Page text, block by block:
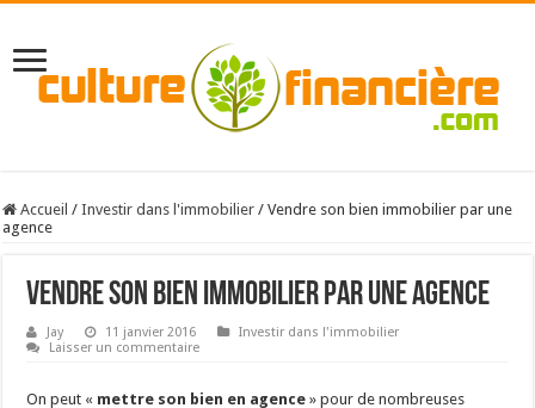
Accueil / Investir dans l'immobilier / Vendre son bien immobilier par une
agence
Vendre son bien immobilier par une agence
Jay 11 janvier 2016
Investir dans l'immobilier
Laisser un commentaire
On peut « mettre son bien en agence » pour de nombreuses